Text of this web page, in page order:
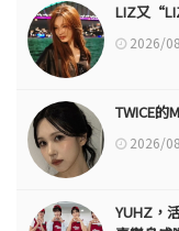
LIZ又
2026/
TWICE的
2026/
YUHZ，